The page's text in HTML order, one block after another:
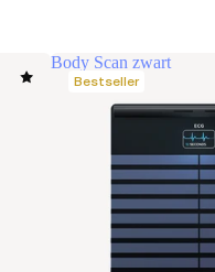
Body Scan zwart
Bestseller